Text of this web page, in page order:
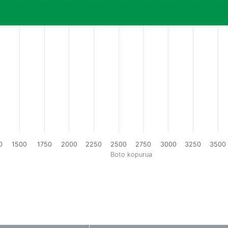
Boto kopurua
1500 1750 2000 2250 2500 2750 3000 3250 3500